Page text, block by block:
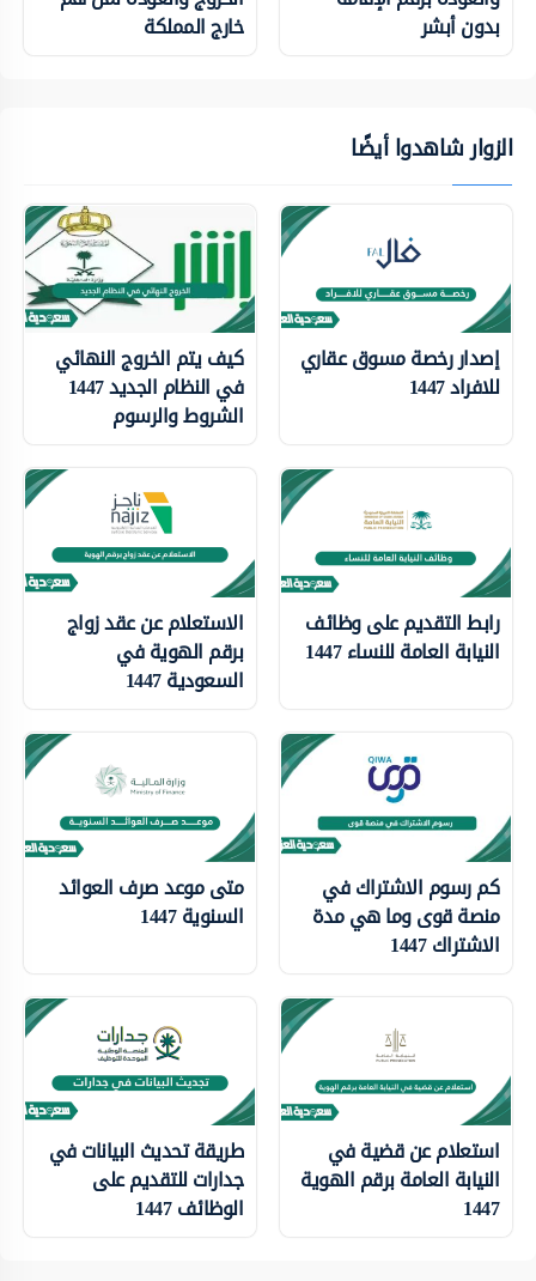
بدون أبشر خارج المملكة
الزوار شاهدوا أيضًا
إصدار رخصة مسوق عقاري
للافراد 1447
كيف يتم الخروج النهائي
في النظام الجديد 1447
الشروط والرسوم
رابط التقديم على وظائف
النيابة العامة للنساء 1447
الاستعلام عن عقد زواج
برقم الهوية في
السعودية 1447
كم رسوم الاشتراك في
منصة قوى وما هي مدة
الاشتراك 1447
متى موعد صرف العوائد
السنوية 1447
استعلام عن قضية في
النيابة العامة برقم الهوية
1447
طريقة تحديث البيانات في
جدارات للتقديم على
الوظائف 1447